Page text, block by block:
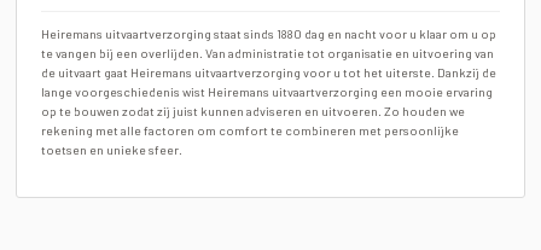
Heiremans uitvaartverzorging staat sinds 1880 dag en nacht voor u klaar om u op
te vangen bij een overlijden. Van administratie tot organisatie en uitvoering van
de uitvaart gaat Heiremans uitvaartverzorging voor u tot het uiterste. Dankzij de
lange voorgeschiedenis wist Heiremans uitvaartverzorging een mooie ervaring
op te bouwen zodat zij juist kunnen adviseren en uitvoeren. Zo houden we
rekening met alle factoren om comfort te combineren met persoonlijke
toetsen en unieke sfeer.